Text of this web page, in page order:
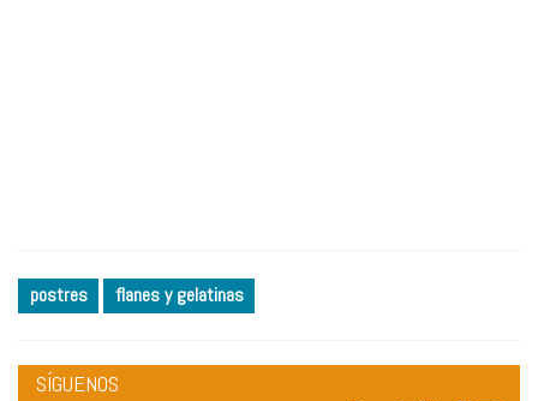
postres flanes y gelatinas
SÍGUENOS